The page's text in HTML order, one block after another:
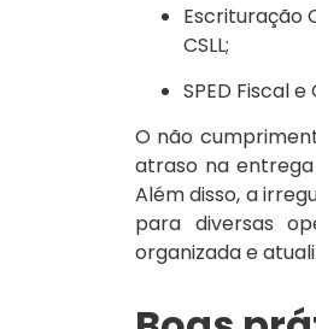
Escrituração
CSLL;
SPED Fiscal
O não
atraso na
Além disso, a
para diversas
organizada e